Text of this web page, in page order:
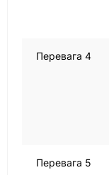
Перевага 4
Перевага 5